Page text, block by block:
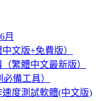
月
文版+免費版）
繁體中文最新版）
備工具）
速度測試軟體(中文版)